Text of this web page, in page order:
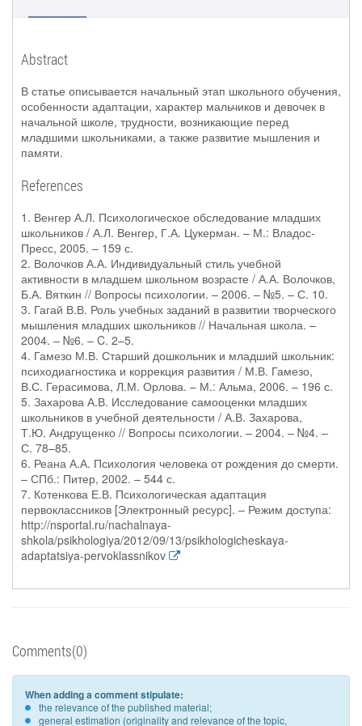
Abstract
В статье описывается начальный этап школьного обучения,
особенности адаптации, характер мальчиков и девочек в
начальной школе, трудности, возникающие перед
младшими школьниками, а также развитие мышления и
памяти.
References
1. Венгер А.Л. Психологическое обследование младших
школьников / А.Л. Венгер, Г.А. Цукерман. – М.: Владос-
Пресс, 2005. – 159 с.
2. Волочков А.А. Индивидуальный стиль учебной
активности в младшем школьном возрасте / А.А. Волочков,
Б.А. Вяткин // Вопросы психологии. – 2006. – №5. – С. 10.
3. Гагай В.В. Роль учебных заданий в развитии творческого
мышления младших школьников // Начальная школа. –
2004. – №6. – C. 2–5.
4. Гамезо М.В. Старший дошкольник и младший школьник:
психодиагностика и коррекция развития / М.В. Гамезо,
В.С. Герасимова, Л.М. Орлова. – М.: Альма, 2006. – 196 с.
5. Захарова А.В. Исследование самооценки младших
школьников в учебной деятельности / А.В. Захарова,
Т.Ю. Андрущенко // Вопросы психологии. – 2004. – №4. –
С. 78–85.
6. Реана А.А. Психология человека от рождения до смерти.
– СПб.: Питер, 2002. – 544 с.
7. Котенкова Е.В. Психологическая адаптация
первоклассников [Электронный ресурс]. – Режим доступа:
http://nsportal.ru/nachalnaya-
shkola/psikhologiya/2012/09/13/psikhologicheskaya-
adaptatsiya-pervoklassnikov
Comments(0)
When adding a comment stipulate:
the relevance of the published material;
general estimation (originality and relevance of the topic,